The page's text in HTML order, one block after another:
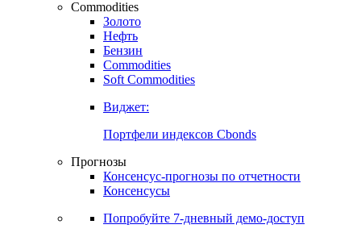
Commodities
Золото
Нефть
Бензин
Commodities
Soft Commodities
Виджет:
Портфели индексов Cbonds
Прогнозы
Консенсус-прогнозы по отчетности
Консенсусы
Попробуйте 7-дневный демо-доступ